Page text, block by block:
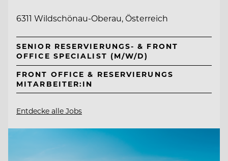
6311 Wildschönau-Oberau, Österreich
SENIOR RESERVIERUNGS- & FRONT
OFFICE SPECIALIST (M/W/D)
FRONT OFFICE & RESERVIERUNGS
MITARBEITER:IN
Entdecke alle Jobs